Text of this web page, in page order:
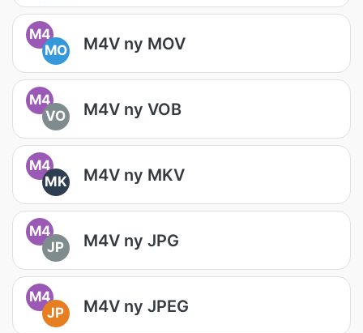
M4
MO
M4V ny MOV
M4
VO
M4V ny VOB
M4
MK
M4V ny MKV
M4
JP
M4V ny JPG
M4
JP
M4V ny JPEG